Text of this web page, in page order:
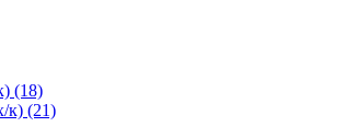
(18)
к) (21)